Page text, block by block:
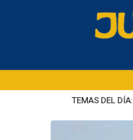
TEMAS DEL DÍA: